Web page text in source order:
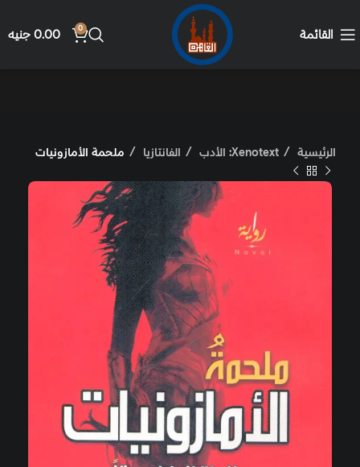
القائمة 0
0.00 جنيه
الرئيسية Xenotext: الأدب الفانتازيا ملحمة الأمازونيات